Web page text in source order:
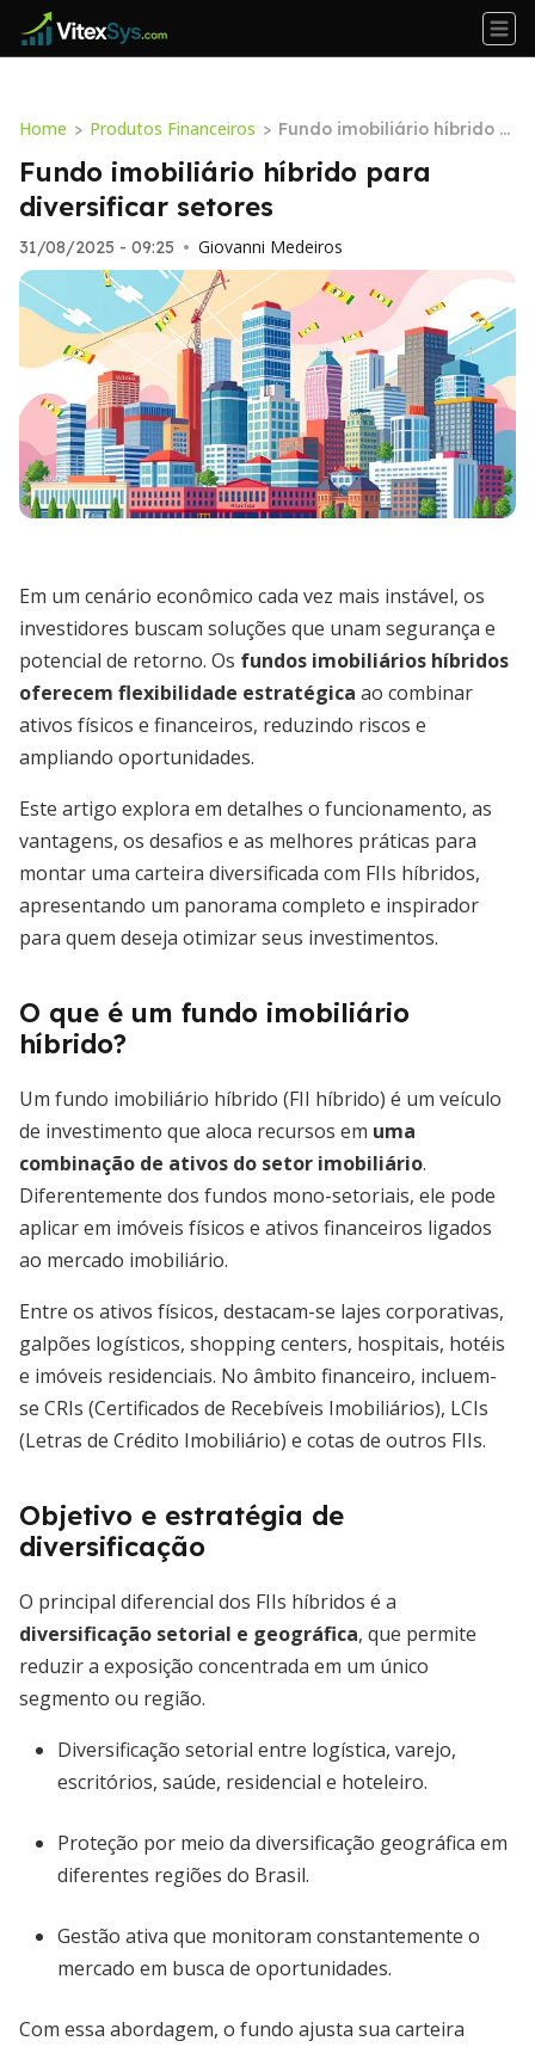
Home > Produtos Financeiros > Fundo imobiliário híbrido p
ara diversificar setores
Fundo imobiliário híbrido para
diversificar setores
31/08/2025 - 09:25 • Giovanni Medeiros
Em um cenário econômico cada vez mais instável, os
investidores buscam soluções que unam segurança e
potencial de retorno. Os fundos imobiliários híbridos
oferecem flexibilidade estratégica ao combinar
ativos físicos e financeiros, reduzindo riscos e
ampliando oportunidades.
Este artigo explora em detalhes o funcionamento, as
vantagens, os desafios e as melhores práticas para
montar uma carteira diversificada com FIIs híbridos,
apresentando um panorama completo e inspirador
para quem deseja otimizar seus investimentos.
O que é um fundo imobiliário
híbrido?
Um fundo imobiliário híbrido (FII híbrido) é um veículo
de investimento que aloca recursos em uma
combinação de ativos do setor imobiliário.
Diferentemente dos fundos mono-setoriais, ele pode
aplicar em imóveis físicos e ativos financeiros ligados
ao mercado imobiliário.
Entre os ativos físicos, destacam-se lajes corporativas,
galpões logísticos, shopping centers, hospitais, hotéis
e imóveis residenciais. No âmbito financeiro, incluem-
se CRIs (Certificados de Recebíveis Imobiliários), LCIs
(Letras de Crédito Imobiliário) e cotas de outros FIIs.
Objetivo e estratégia de
diversificação
O principal diferencial dos FIIs híbridos é a
diversificação setorial e geográfica, que permite
reduzir a exposição concentrada em um único
segmento ou região.
Diversificação setorial entre logística, varejo,
escritórios, saúde, residencial e hoteleiro.
Proteção por meio da diversificação geográfica em
diferentes regiões do Brasil.
Gestão ativa que monitoram constantemente o
mercado em busca de oportunidades.
Com essa abordagem, o fundo ajusta sua carteira